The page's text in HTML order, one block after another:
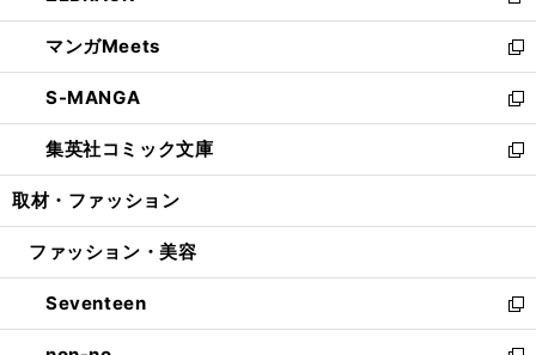
開
く
ウ
で
開
く
ン
ド
ウ
で
開
く
ウ
ィ
ン
ド
ウ
で
開
し
い
ウ
ィ
ン
ド
ウ
開
マンガMeets
新
し
い
ウ
ィ
ン
ウ
開
く
S-MANGA
新
し
い
ウ
ン
ウ
で
開
集英社コミック文庫
新
し
ウ
ン
ド
ウ
取材・ファッション
ファッション・美容
Seventeen
新
し